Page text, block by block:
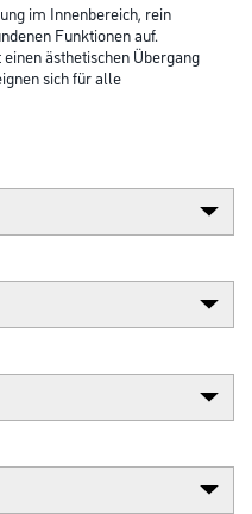
im Innenbereich, rein
Funktionen auf.
ästhetischen Übergang
sich für alle